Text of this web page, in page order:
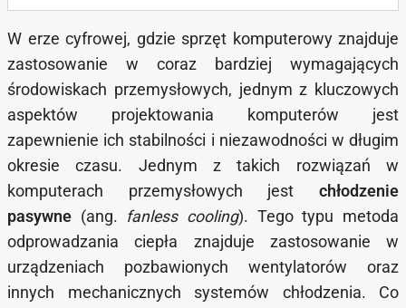
W erze cyfrowej, gdzie sprzęt komputerowy znajduje
zastosowanie w coraz bardziej wymagających
środowiskach przemysłowych, jednym z kluczowych
aspektów projektowania komputerów jest
zapewnienie ich stabilności i niezawodności w długim
okresie czasu. Jednym z takich rozwiązań w
komputerach przemysłowych jest chłodzenie
pasywne (ang. fanless cooling). Tego typu metoda
odprowadzania ciepła znajduje zastosowanie w
urządzeniach pozbawionych wentylatorów oraz
innych mechanicznych systemów chłodzenia. Co